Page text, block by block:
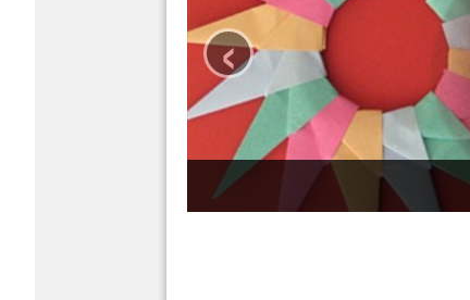
אוריגמי - קטגורית האוריגמי
›